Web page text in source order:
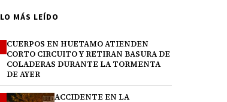
LO MÁS LEÍDO
CUERPOS EN HUETAMO ATIENDEN
CORTO CIRCUITO Y RETIRAN BASURA DE
COLADERAS DURANTE LA TORMENTA
DE AYER
ACCIDENTE EN LA